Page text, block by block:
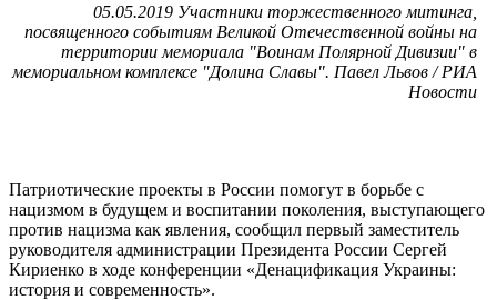
05.05.2019 Участники торжественного митинга,
посвященного событиям Великой Отечественной войны на
территории мемориала "Воинам Полярной Дивизии" в
мемориальном комплексе "Долина Славы". Павел Львов / РИА
Новости
Патриотические проекты в России помогут в борьбе с
нацизмом в будущем и воспитании поколения, выступающего
против нацизма как явления, сообщил первый заместитель
руководителя администрации Президента России Сергей
Кириенко в ходе конференции «Денацификация Украины:
история и современность».